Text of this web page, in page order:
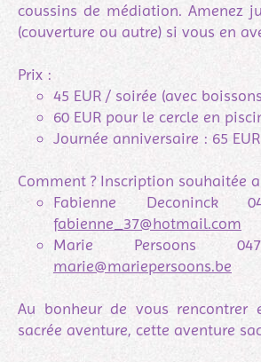
coussins de médiation. Amenez
(couverture ou autre) si vous en
Prix :
45 EUR / soirée (avec
60 EUR pour le cercle en
Journée anniversaire : 65 EUR
Comment ? Inscription souhaitée
Fabienne Deconinck
fabienne_37@hotmail.com
Marie Persoons
marie@mariepersoons.be
Au bonheur de vous rencontrer
sacrée aventure, cette aventure